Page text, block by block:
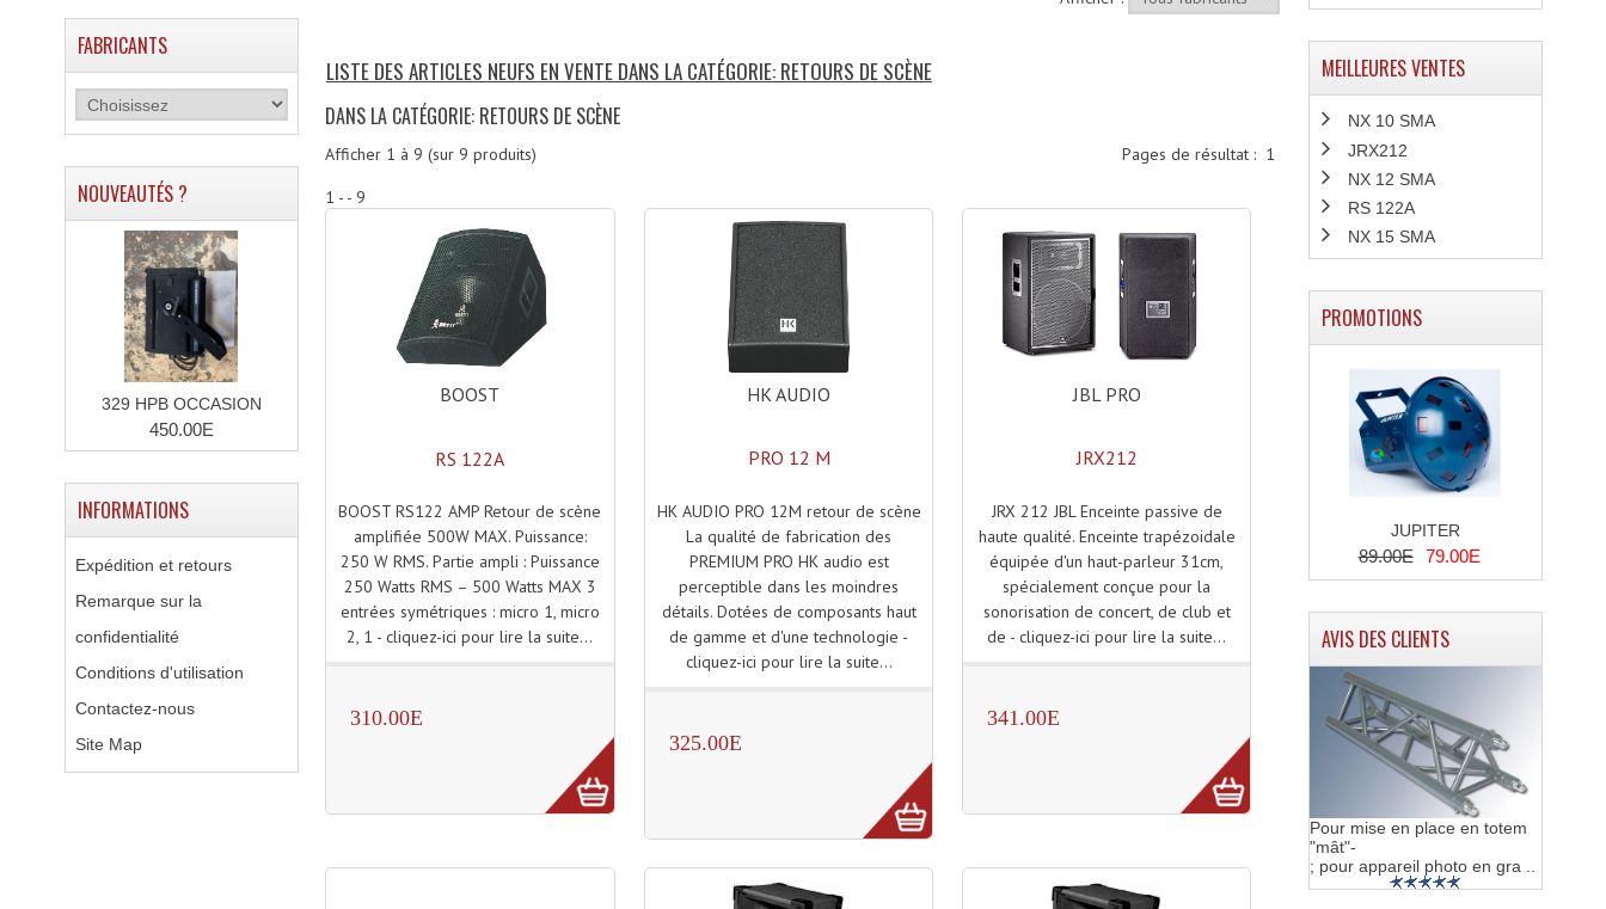
LISTE DES ARTICLES NEUFS EN VENTE DANS LA CATÉGORIE: RETOURS DE SCÈNE
DANS LA CATÉGORIE: RETOURS DE SCÈNE
Pages de résultat : 1
Afficher 1 à 9 (sur 9 produits)
1 - - 9
BOOST
RS 122A
BOOST RS122 AMP Retour de scène
amplifiée 500W MAX. Puissance:
250 W RMS. Partie ampli : Puissance
250 Watts RMS – 500 Watts MAX 3
entrées symétriques : micro 1, micro
2, 1 - cliquez-ici pour lire la suite...
310.00E
HK AUDIO
PRO 12 M
HK AUDIO PRO 12M retour de scène
La qualité de fabrication des
PREMIUM PRO HK audio est
perceptible dans les moindres
détails. Dotées de composants haut
de gamme et d'une technologie -
cliquez-ici pour lire la suite...
325.00E
JBL PRO
JRX212
JRX 212 JBL Enceinte passive de
haute qualité. Enceinte trapézoidale
équipée d'un haut-parleur 31cm,
spécialement conçue pour la
sonorisation de concert, de club et
de - cliquez-ici pour lire la suite...
341.00E
FABRICANTS
NOUVEAUTÉS ?
329 HPB OCCASION
450.00E
INFORMATIONS
Expédition et retours
Remarque sur la
confidentialité
Conditions d'utilisation
Contactez-nous
Site Map
MEILLEURES VENTES
NX 10 SMA
JRX212
NX 12 SMA
RS 122A
NX 15 SMA
PROMOTIONS
JUPITER
89.00E 79.00E
AVIS DES CLIENTS
Pour mise en place en totem
"mât"-
; pour appareil photo en gra ..